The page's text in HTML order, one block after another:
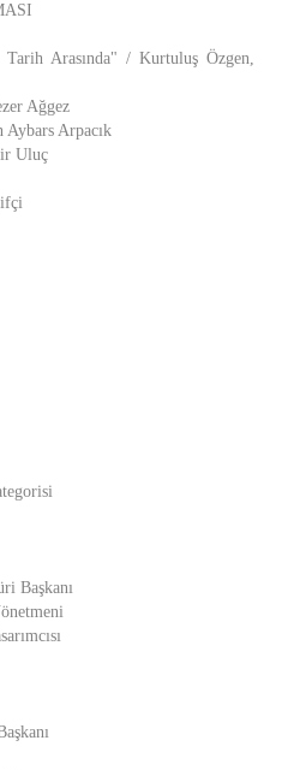
Arasında" / Kurtuluş Özgen,
Ağgez
Aybars Arpacık
Uluç
Başkanı